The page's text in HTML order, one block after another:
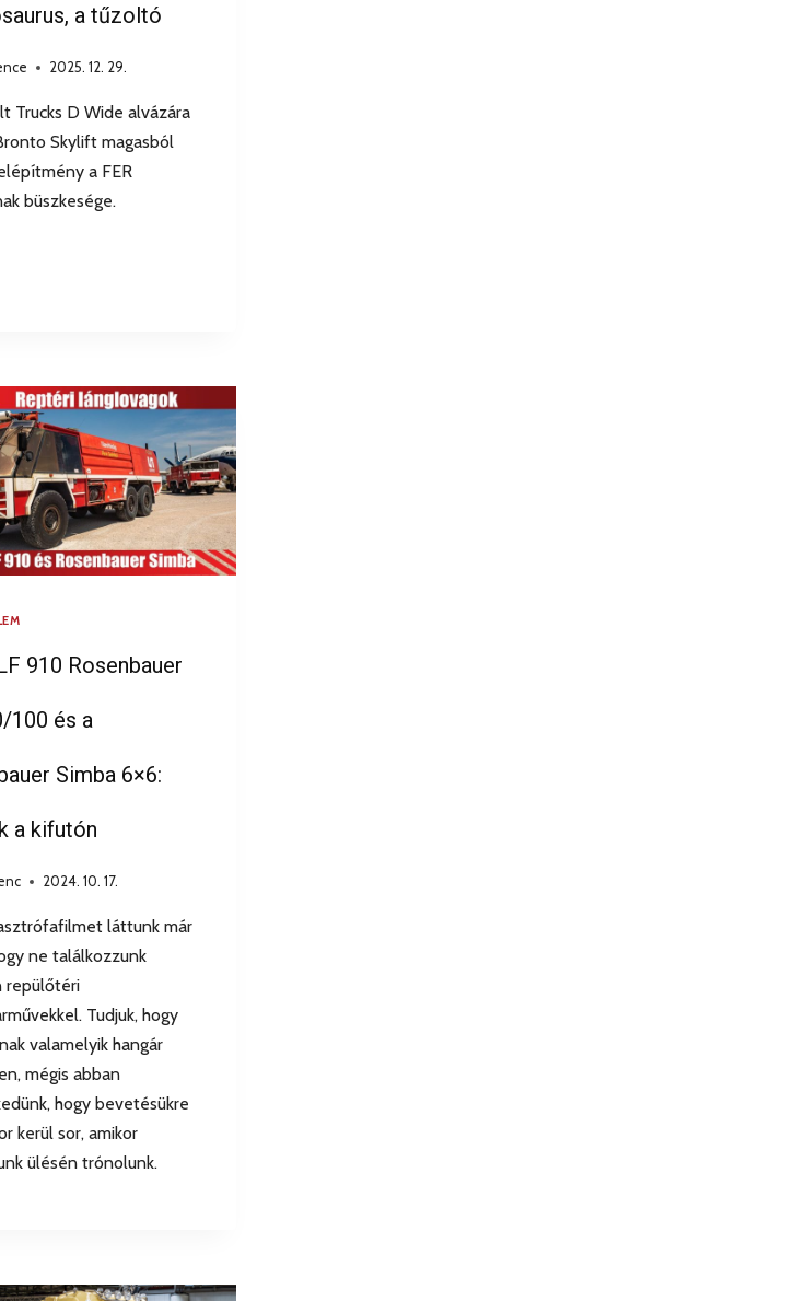
a tűzoltó
2025. 12. 29.
Trucks D Wide alvázára
Skylift magasból
a FER
büszkesége.
910 Rosenbauer
100 és a
Simba 6×6:
a kifutón
2024. 10. 17.
láttunk már
ne találkozzunk
repülőtéri
Tudjuk, hogy
valamelyik hangár
mégis abban
hogy bevetésükre
kerül sor, amikor
ülésén trónolunk.